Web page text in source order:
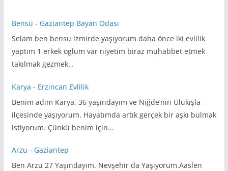
Bensu - Gaziantep Bayan Odası
Selam ben bensu izmirde yaşıyorum daha önce iki evlilik
yaptım 1 erkek oglum var niyetim biraz muhabbet etmek
takılmak gezmek…
Karya - Erzincan Evlilik
Benim adım Karya, 36 yaşındayım ve Niğde’nin Ulukışla
ilçesinde yaşıyorum. Hayatımda artık gerçek bir aşkı bulmak
istiyorum. Çünkü benim için…
Arzu - Gaziantep
Ben Arzu 27 Yaşındayım. Nevşehir da Yaşıyorum.Aaslen